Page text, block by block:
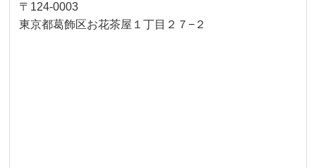
〒124-0003
東京都葛飾区お花茶屋１丁目２７−２